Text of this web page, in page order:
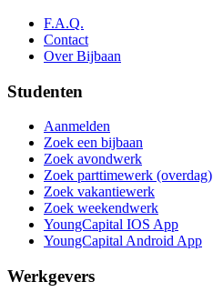
F.A.Q.
Contact
Over Bijbaan
Studenten
Aanmelden
Zoek een bijbaan
Zoek avondwerk
Zoek parttimewerk (overdag)
Zoek vakantiewerk
Zoek weekendwerk
YoungCapital IOS App
YoungCapital Android App
Werkgevers